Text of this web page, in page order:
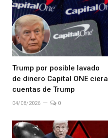
Trump por posible lavado
de dinero Capital ONE ciera
cuentas de Trump
04/08/2026 0